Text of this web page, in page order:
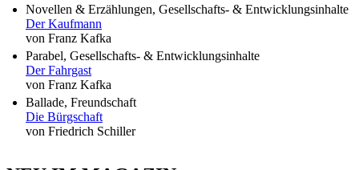
Novellen & Erzählungen, Gesellschafts- & Entwicklungsinhalte
Der Kaufmann
von Franz Kafka
Parabel, Gesellschafts- & Entwicklungsinhalte
Der Fahrgast
von Franz Kafka
Ballade, Freundschaft
Die Bürgschaft
von Friedrich Schiller